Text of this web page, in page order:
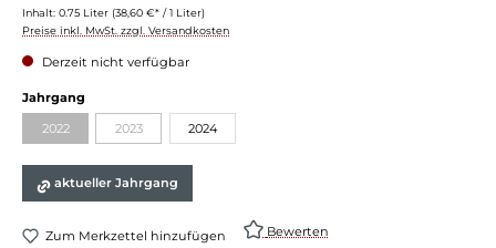
Inhalt: 0.75 Liter (38,60 €* / 1 Liter)
Preise inkl. MwSt. zzgl. Versandkosten
Derzeit nicht verfügbar
Jahrgang
2022(Diese Option ist zurzeit nicht verfügbar.)
2023(Diese Option ist zurzeit nicht verfügbar.)
2024
aktueller Jahrgang
Zum Merkzettel hinzufügen Bewerten